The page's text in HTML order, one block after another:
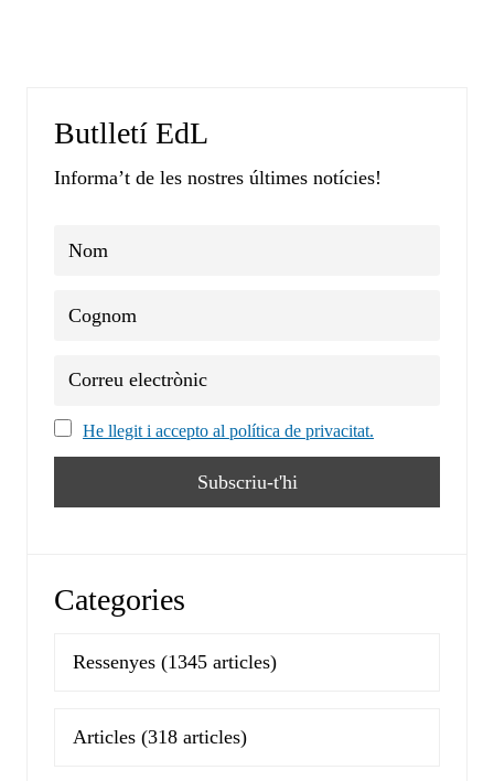
Butlletí EdL
Informa’t de les nostres últimes notícies!
He llegit i accepto al política de privacitat.
Categories
Ressenyes (1345 articles)
Articles (318 articles)